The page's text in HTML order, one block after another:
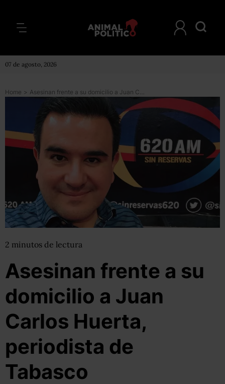
07 de agosto, 2026
Home > Asesinan frente a su domicilio a Juan Carlos Huerta, periodista de Tabasco
2 minutos de lectura
Asesinan frente a su
domicilio a Juan
Carlos Huerta,
periodista de
Tabasco